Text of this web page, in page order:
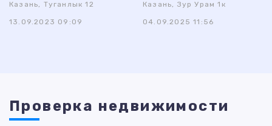
Казань, Туганлык 12
13.09.2023 09:09
Казань, Зур Урам 1к
04.09.2025 11:56
Проверка недвижимости